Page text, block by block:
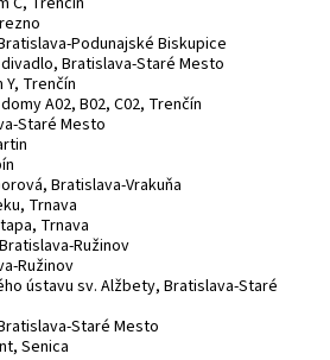
Podunajské Biskupice
Bratislava-Staré Mesto
Trenčín
A02, B02, C02, Trenčín
Staré Mesto
Bratislava-Vrakuňa
Trnava
Trnava
Ružinov
Ružinov
ústavu sv. Alžbety, Bratislava-Staré
Staré Mesto
Senica